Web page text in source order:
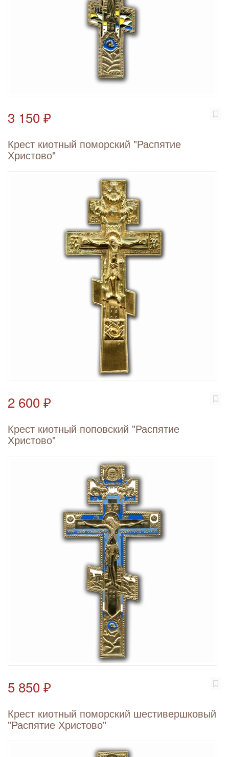
3 150 ₽
Крест киотный поморский "Распятие
Христово"
2 600 ₽
Крест киотный поповский "Распятие
Христово"
5 850 ₽
Крест киотный поморский шестивершковый
"Распятие Христово"